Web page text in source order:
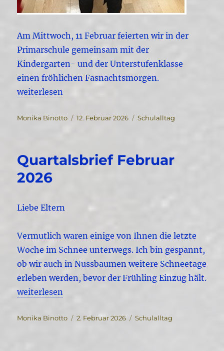
Am Mittwoch, 11 Februar feierten wir in der
Primarschule gemeinsam mit der
Kindergarten- und der Unterstufenklasse
einen fröhlichen Fasnachtsmorgen.
„Fasnacht an der Primarschule Nussbaumen“
weiterlesen
Autor
Monika Binotto
Veröffentlicht
12. Februar 2026 Kategorien
Schulalltag
Quartalsbrief Februar
2026
Liebe Eltern
Vermutlich waren einige von Ihnen die letzte
Woche im Schnee unterwegs. Ich bin gespannt,
ob wir auch in Nussbaumen weitere Schneetage
erleben werden, bevor der Frühling Einzug hält.
„Quartalsbrief Februar 2026“
weiterlesen
Autor
Monika Binotto
Veröffentlicht
2. Februar 2026 Kategorien
Schulalltag